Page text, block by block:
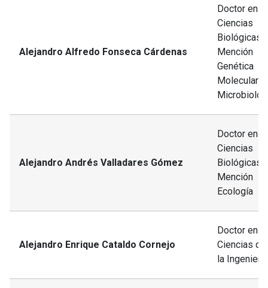
Alejandro Alfredo Fonseca Cárdenas
Doctor en
Ciencias
Biológicas,
Mención
Genética
Molecular y
Alejandro Andrés Valladares Gómez
Doctor en
Ciencias
Biológicas,
Mención
Ecología
Alejandro Enrique Cataldo Cornejo
Doctor en
Ciencias de
la Ingeniería